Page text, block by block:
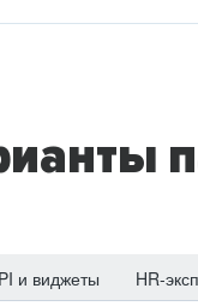
и виджеты HR-